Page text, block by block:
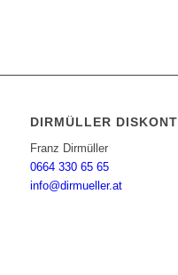
DIRMÜLLER DISKONT
Franz Dirmüller
0664 330 65 65
info@dirmueller.at